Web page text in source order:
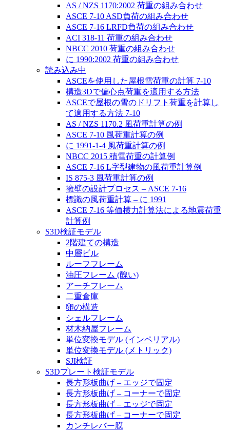
AS / NZS 1170:2002 荷重の組み合わせ
ASCE 7-10 ASD負荷の組み合わせ
ASCE 7-16 LRFD負荷の組み合わせ
ACI 318-11 荷重の組み合わせ
NBCC 2010 荷重の組み合わせ
に 1990:2002 荷重の組み合わせ
読み込み中
ASCEを使用した屋根雪荷重の計算 7-10
構造3Dで偏心点荷重を適用する方法
ASCEで屋根の雪のドリフト荷重を計算し
て適用する方法 7-10
AS / NZS 1170.2 風荷重計算の例
ASCE 7-10 風荷重計算の例
に 1991-1-4 風荷重計算の例
NBCC 2015 積雪荷重の計算例
ASCE 7-16 L字型建物の風荷重計算例
IS 875-3 風荷重計算の例
擁壁の設計プロセス – ASCE 7-16
標識の風荷重計算 – に 1991
ASCE 7-16 等価横力計算法による地震荷重
計算例
S3D検証モデル
2階建ての構造
中層ビル
ルーフフレーム
油圧フレーム (醜い)
アーチフレーム
二重倉庫
卵の構造
シェルフレーム
材木納屋フレーム
単位変換モデル (インペリアル)
単位変換モデル (メトリック)
SJI検証
S3Dプレート検証モデル
長方形板曲げ – エッジで固定
長方形板曲げ – コーナーで固定
長方形板曲げ – エッジで固定
長方形板曲げ – コーナーで固定
カンチレバー膜